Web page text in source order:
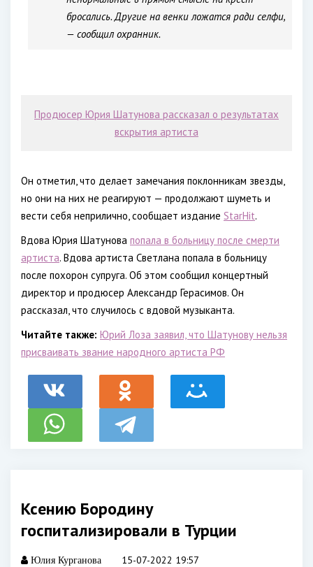
бросались. Другие на венки ложатся ради селфи,
— сообщил охранник.
Продюсер Юрия Шатунова рассказал о результатах
вскрытия артиста
Он отметил, что делает замечания поклонникам звезды,
но они на них не реагируют — продолжают шуметь и
вести себя неприлично, сообщает издание StarHit.
Вдова Юрия Шатунова попала в больницу после смерти
артиста. Вдова артиста Светлана попала в больницу
после похорон супруга. Об этом сообщил концертный
директор и продюсер Александр Герасимов. Он
рассказал, что случилось с вдовой музыканта.
Читайте также: Юрий Лоза заявил, что Шатунову нельзя
присваивать звание народного артиста РФ
Ксению Бородину
госпитализировали в Турции
Юлия Курганова 15-07-2022 19:57